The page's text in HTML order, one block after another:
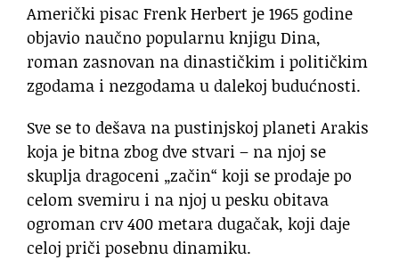
Američki pisac Frenk Herbert je 1965 godine
objavio naučno popularnu knjigu Dina,
roman zasnovan na dinastičkim i političkim
zgodama i nezgodama u dalekoj budućnosti.
Sve se to dešava na pustinjskoj planeti Arakis
koja je bitna zbog dve stvari – na njoj se
skuplja dragoceni „začin“ koji se prodaje po
celom svemiru i na njoj u pesku obitava
ogroman crv 400 metara dugačak, koji daje
celoj priči posebnu dinamiku.